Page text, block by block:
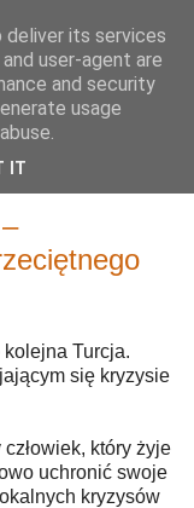
Turcja.
się kryzysie
który żyje
uchronić swoje
kryzysów
its services
user-agent are
and security
usage
IT